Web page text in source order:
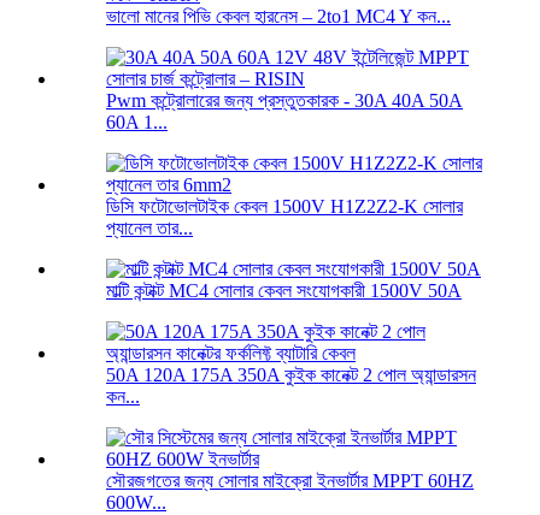
ভালো মানের পিভি কেবল হারনেস – 2to1 MC4 Y কন...
Pwm কন্ট্রোলারের জন্য প্রস্তুতকারক - 30A 40A 50A
60A 1...
ডিসি ফটোভোলটাইক কেবল 1500V H1Z2Z2-K সোলার
প্যানেল তার...
মাল্টি কন্টাক্ট MC4 সোলার কেবল সংযোগকারী 1500V 50A
50A 120A 175A 350A কুইক কানেক্ট 2 পোল অ্যান্ডারসন
কন...
সৌরজগতের জন্য সোলার মাইক্রো ইনভার্টার MPPT 60HZ
600W...